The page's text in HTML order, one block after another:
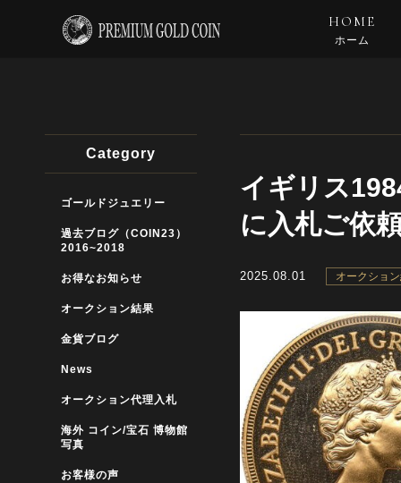
HOME
ホーム
イギリス
に入札ご依
2025.08.01 オークショ
Category
ゴールドジュエリー
過去ブログ（COIN23）
2016~2018
お得なお知らせ
オークション結果
金貨ブログ
News
オークション代理入札
海外 コイン/宝石 博物館
写真
お客様の声